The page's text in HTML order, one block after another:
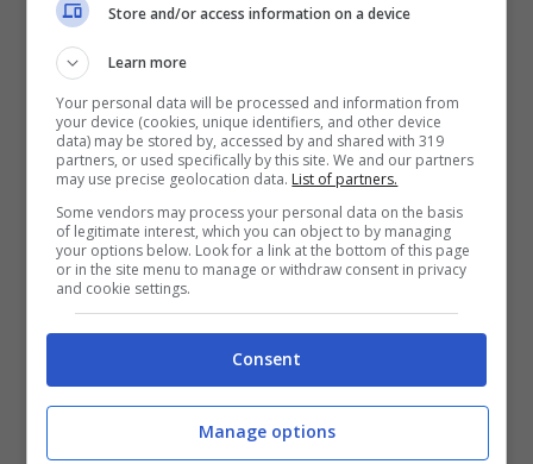
di amarezza e di delusione – d
prossimo a lasciare, dopo tre anni, la guida
della tenenza delle Fiamme Gialle di
Ventotene: “Quando sono arrivato su questa
meravigliosa isola, oltre a svolgere con
dedizione e professionalità la mia funzione
istituzionale, ho anche dedicato particolare
attenzione ai rapporti con i cittadini, con lo
scopo di indirizzarli ad un nuovo
atteggiamento verso le forze di polizia
perché non venissero più considerate quale
elemento di disturbo o minacci
a. Impegno,
Store and/or access information on a device
Learn more
Your personal data will be processed and information from
your device (cookies, unique identifiers, and other device
data) may be stored by, accessed by and shared with 319
partners, or used specifically by this site. We and our partners
may use precise geolocation data. List of partners.
Some vendors may process your personal data on the basis
of legitimate interest, which you can object to by managing
your options below. Look for a link at the bottom of this page
or in the site menu to manage or withdraw consent in privacy
and cookie settings.
Consent
Manage options